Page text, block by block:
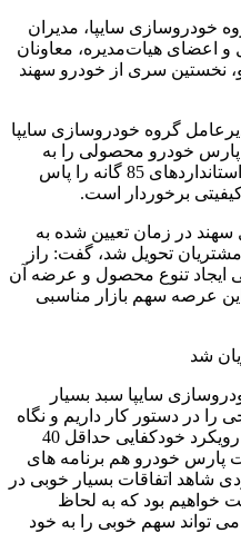
خودروسازی سایپا، مدیران
اعضای هیات‌مدیره، معاونان
نخستین سری از خودرو سهند
گروه خودروسازی سایپا
خودرو محصولی را به
مشتریان تحویل می دهد که تمامی استانداردهای 85 گانه را پاس
برخوردار است.
سهند در زمان تعیین شده به
تحویل شد، گفت: راز
ایجاد تنوع محصول و عرضه آن
عرصه سهم بازار مناسبی
سایپا سبد بسیار
در دستور کار داریم و نگاه
ما در خصوص محصولات خارجی با رویکرد خودکفایی حداقل 40
خودرو هم برنامه های
شاهد اتفاقات بسیار خوبی در
خواهیم بود که به لحاظ
می تواند سهم خوبی را به خود